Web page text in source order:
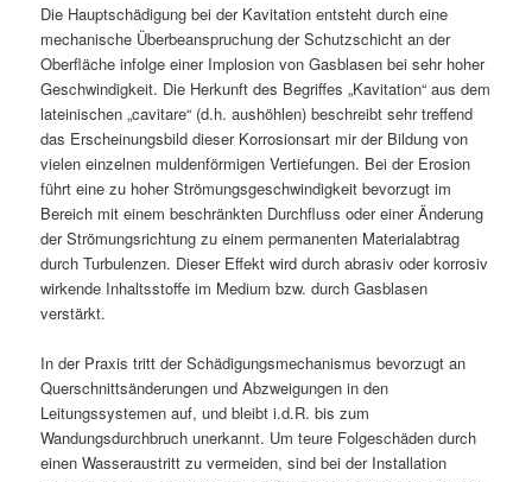
Die Hauptschädigung bei der Kavitation entsteht durch eine
mechanische Überbeanspruchung der Schutzschicht an der
Oberfläche infolge einer Implosion von Gasblasen bei sehr hoher
Geschwindigkeit. Die Herkunft des Begriffes „Kavitation“ aus dem
lateinischen „cavitare“ (d.h. aushöhlen) beschreibt sehr treffend
das Erscheinungsbild dieser Korrosionsart mir der Bildung von
vielen einzelnen muldenförmigen Vertiefungen. Bei der Erosion
führt eine zu hoher Strömungsgeschwindigkeit bevorzugt im
Bereich mit einem beschränkten Durchfluss oder einer Änderung
der Strömungsrichtung zu einem permanenten Materialabtrag
durch Turbulenzen. Dieser Effekt wird durch abrasiv oder korrosiv
wirkende Inhaltsstoffe im Medium bzw. durch Gasblasen
verstärkt.
In der Praxis tritt der Schädigungsmechanismus bevorzugt an
Querschnittsänderungen und Abzweigungen in den
Leitungssystemen auf, und bleibt i.d.R. bis zum
Wandungsdurchbruch unerkannt. Um teure Folgeschäden durch
einen Wasseraustritt zu vermeiden, sind bei der Installation